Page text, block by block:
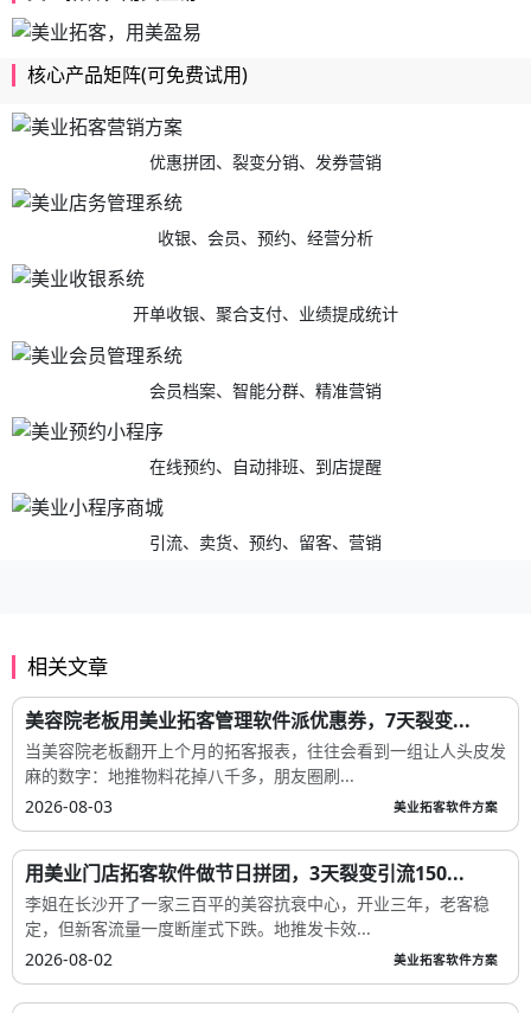
核心产品矩阵(可免费试用)
优惠拼团、裂变分销、发券营销
收银、会员、预约、经营分析
开单收银、聚合支付、业绩提成统计
会员档案、智能分群、精准营销
在线预约、自动排班、到店提醒
引流、卖货、预约、留客、营销
相关文章
美容院老板用美业拓客管理软件派优惠券，7天裂变...
当美容院老板翻开上个月的拓客报表，往往会看到一组让人头皮发
麻的数字：地推物料花掉八千多，朋友圈刷...
2026-08-03
美业拓客软件方案
用美业门店拓客软件做节日拼团，3天裂变引流150...
李姐在长沙开了一家三百平的美容抗衰中心，开业三年，老客稳
定，但新客流量一度断崖式下跌。地推发卡效...
2026-08-02
美业拓客软件方案